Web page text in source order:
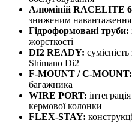
Алюміній RACELITE
зниженим
Гідроформовані труби:
жорсткості
DI2 READY:
Shimano Di2
F-MOUNT / C-MOUNT:
багажника
WIRE PORT:
кермової колонки
FLEX-STAY: